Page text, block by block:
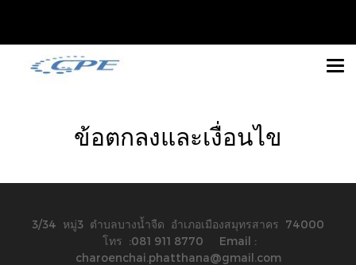
ข้อตกลงและเงื่อนไข
3/34 หมู่3 ตำบลบางน้ำจืด อำเภอเมืองสมุทรสาคร 74000
โทร :081 911 8770 Email :
charoenchai.phatthana@gmail.com